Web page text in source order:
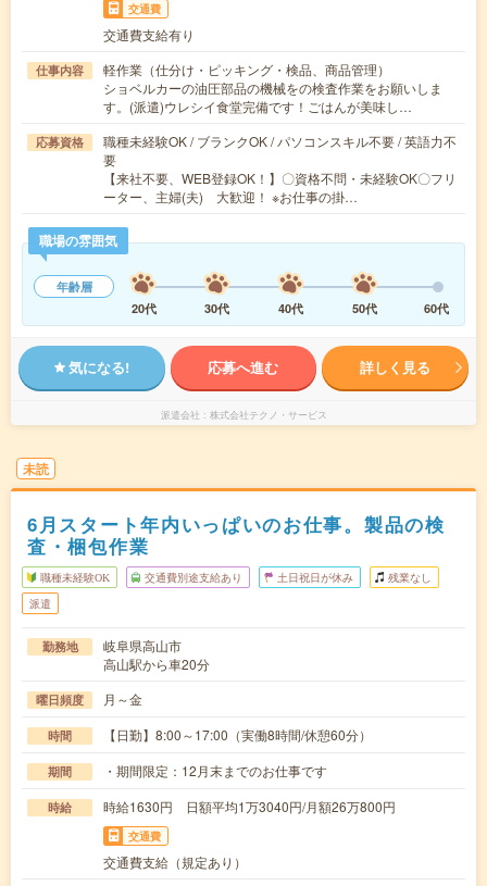
交通費
交通費支給有り
仕事内容
軽作業（仕分け・ピッキング・検品、商品管理）
ショベルカーの油圧部品の機械をの検査作業をお願いしま
す。(派遣)ウレシイ食堂完備です！ごはんが美味し…
応募資格
職種未経験OK / ブランクOK / パソコンスキル不要 / 英語力不
要
【来社不要、WEB登録OK！】〇資格不問・未経験OK〇フリ
ーター、主婦(夫) 大歓迎！ ※お仕事の掛…
職場の雰囲気
年齢層
20代
30代 40代 50代 60代
気になる! 応募へ進む 詳しく見る
派遣会社 株式会社テクノ・サービス
未読
6月スタート年内いっぱいのお仕事。製品の検
査・梱包作業
職種未経験OK 交通費別途支給あり 土日祝日が休み 残業なし
派遣
勤務地
岐阜県高山市
高山駅から車20分
曜日頻度 月～金
時間 【日勤】8:00～17:00（実働8時間/休憩60分）
期間 ・期間限定：12月末までのお仕事です
時給 時給1630円 日額平均1万3040円/月額26万800円
交通費
交通費支給（規定あり）